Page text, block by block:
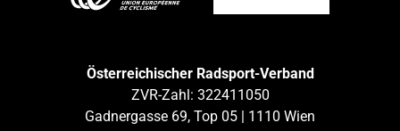
Österreichischer Radsport-Verband
ZVR-Zahl: 322411050
Gadnergasse 69, Top 05 | 1110 Wien